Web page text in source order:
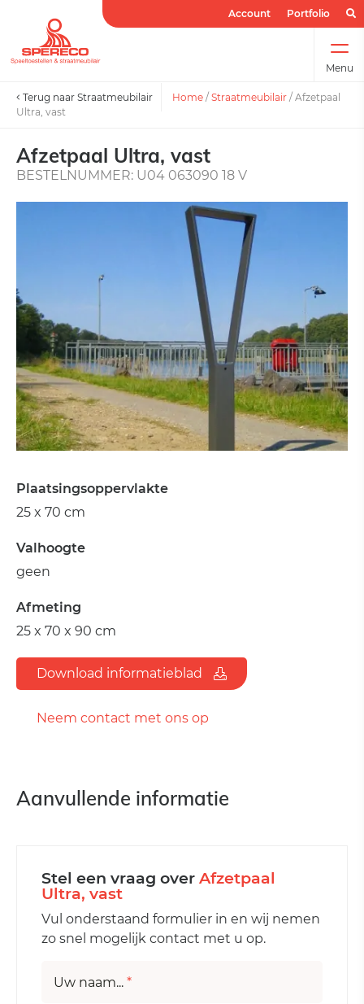
Account Portfolio
Menu
Terug naar Straatmeubilair Home / Straatmeubilair / Afzetpaal
Ultra, vast
Afzetpaal Ultra, vast
BESTELNUMMER: U04 063090 18 V
Plaatsingsoppervlakte
25 x 70 cm
Valhoogte
geen
Afmeting
25 x 70 x 90 cm
Download informatieblad
Neem contact met ons op
Aanvullende informatie
Stel een vraag over Afzetpaal
Ultra, vast
Vul onderstaand formulier in en wij nemen
zo snel mogelijk contact met u op.
Uw naam... *